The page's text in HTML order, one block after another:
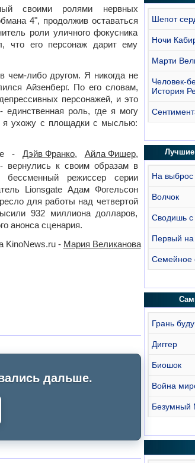
своими ролями нервных
4", продолжив оставаться
роли уличного фокусника
что его персонаж дарит ему
чем-либо другом. Я никогда не
Айзенберг. По его словам,
персонажей, и это
роль, где я могу
я ухожу с площадки с мыслью:
- Дэйв Франко, Айла Фишер,
- вернулись к своим образам в
режиссер серии
Lionsgate Адам Фогельсон
для работы над четвертой
932 миллиона долларов,
анонса сценария.
KinoNews.ru - Мария Великанова
дальше.
Шепот
Ночи
Марти
Человек-
История
Лучшие
На выброс
Волчок
Сводишь с
Первый
Семейное
Грань
Диггер
Биошок
Война
Безумный